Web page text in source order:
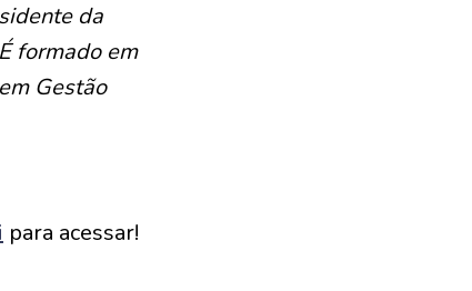
da
formado em
Gestão
para acessar!